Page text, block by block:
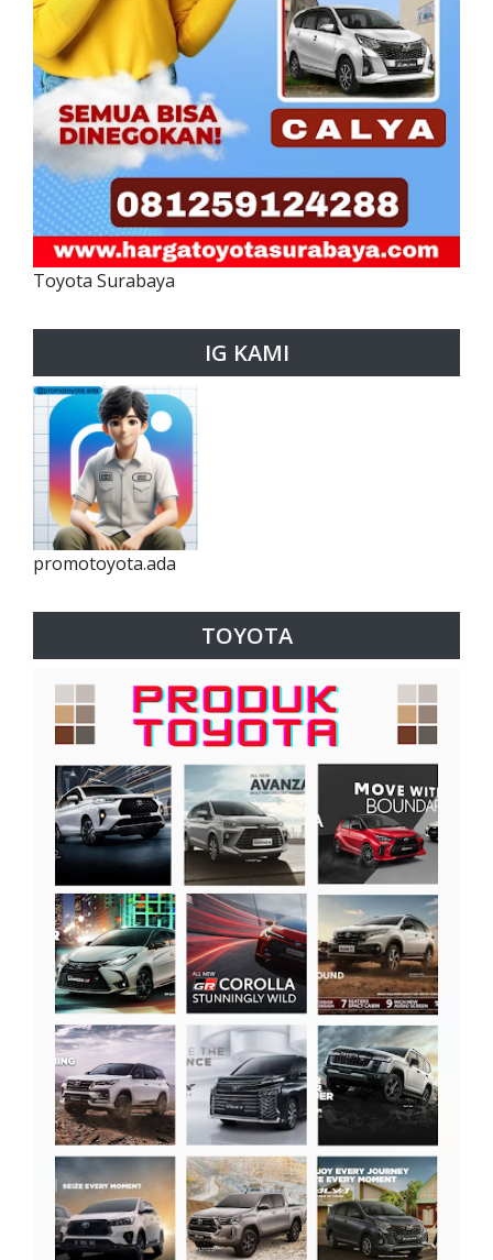
Toyota Surabaya
IG KAMI
promotoyota.ada
TOYOTA